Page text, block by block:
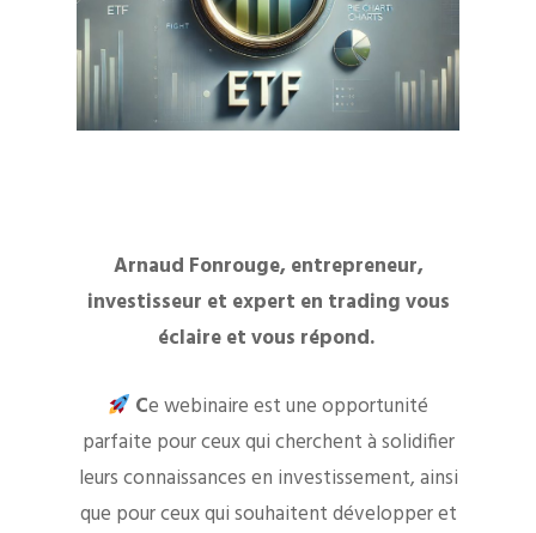
Arnaud Fonrouge, entrepreneur,
investisseur et expert en trading vous
éclaire et vous répond.
Ce webinaire est une opportunité
parfaite pour ceux qui cherchent à solidifier
leurs connaissances en investissement, ainsi
que pour ceux qui souhaitent développer et